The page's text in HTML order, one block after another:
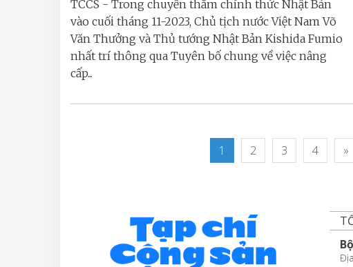
TCCS - Trong chuyến thăm chính thức Nhật Bản
vào cuối tháng 11-2023, Chủ tịch nước Việt Nam Võ
Văn Thưởng và Thủ tướng Nhật Bản Kishida Fumio
nhất trí thông qua Tuyên bố chung về việc nâng
cấp...
1 2 3 4 »